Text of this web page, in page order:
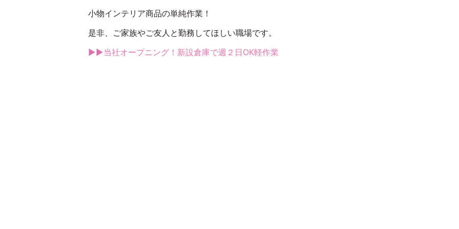
小物インテリア商品の単純作業！
是非、ご家族やご友人と勤務してほしい職場です。
▶▶当社オープニング！新設倉庫で週２日OK軽作業